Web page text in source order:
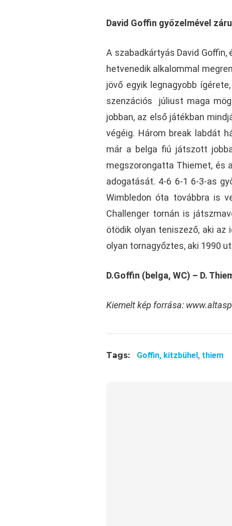
David Goffin győzelmével
A szabadkártyás David
hetvenedik alkalommal
jövő egyik legnagyobb
szenzációs júliust maga
jobban, az első játékban
végéig. Három break labdát
már a belga fiú játszott
megszorongatta Thiemet, és
adogatását. 4-6 6-1 6-3-as
Wimbledon óta továbbra is
Challenger tornán is
ötödik olyan teniszező, aki
olyan tornagyőztes, aki 1990
D.Goffin (belga, WC) – D.
Kiemelt kép forrása:
Tags: Goffin, kitzbühel, thiem